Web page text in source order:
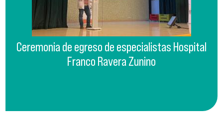
Ceremonia de egreso de especialistas Hospital
Franco Ravera Zunino